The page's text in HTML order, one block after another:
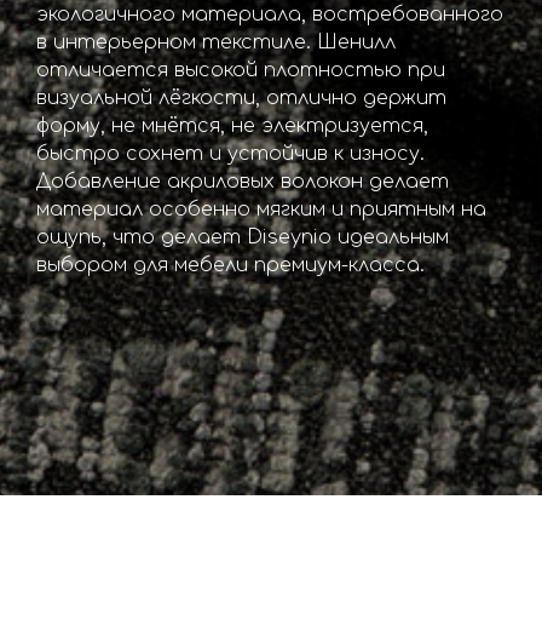
экологичного материала, востребованного
в интерьерном текстиле. Шенилл
отличается высокой плотностью при
визуальной лёгкости, отлично держит
форму, не мнётся, не электризуется,
быстро сохнет и устойчив к износу.
Добавление акриловых волокон делает
материал особенно мягким и приятным на
ощупь, что делает Diseynio идеальным
выбором для мебели премиум-класса.